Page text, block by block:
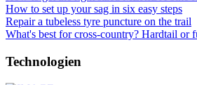
How to set up your sag in six easy steps
Repair a tubeless tyre puncture on the trail
What's best for cross-country? Hardtail or
Technologien